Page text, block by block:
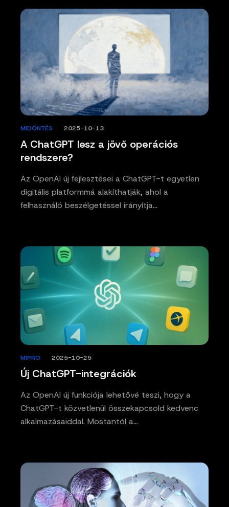
A ChatGPT lesz a jövő operációs
rendszere?
MIDÖNTÉS 2025-10-13
Az OpenAI új fejlesztései a ChatGPT-t egyetlen
digitális platformmá alakíthatják, ahol a
felhasználó beszélgetéssel irányítja…
Új ChatGPT-integrációk
MIPRO 2025-10-25
Az OpenAI új funkciója lehetővé teszi, hogy a
ChatGPT-t közvetlenül összekapcsold kedvenc
alkalmazásaiddal. Mostantól a…